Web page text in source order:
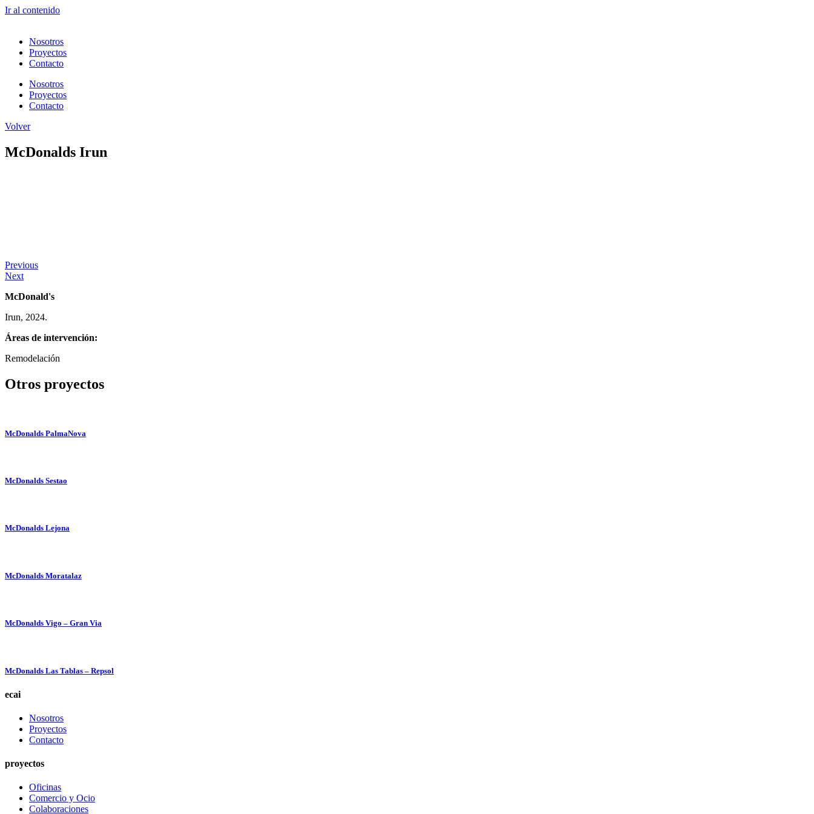
Ir al contenido
Nosotros
Proyectos
Contacto
Nosotros
Proyectos
Contacto
Volver
McDonalds Irun
Previous
Next
McDonald's
Irun, 2024.
Áreas de intervención:
Remodelación
Otros proyectos
McDonalds PalmaNova
McDonalds Sestao
McDonalds Lejona
McDonalds Moratalaz
McDonalds Vigo – Gran Via
McDonalds Las Tablas – Repsol
ecai
Nosotros
Proyectos
Contacto
proyectos
Oficinas
Comercio y Ocio
Colaboraciones